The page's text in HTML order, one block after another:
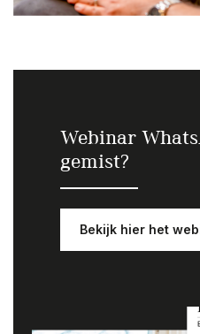
Webinar
gemist?
Bekijk hier het